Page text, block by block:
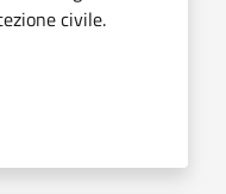
civile.